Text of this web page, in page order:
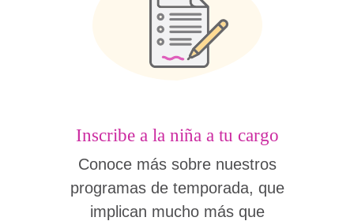
Inscribe a la niña a tu cargo
Conoce más sobre nuestros
programas de temporada, que
implican mucho más que